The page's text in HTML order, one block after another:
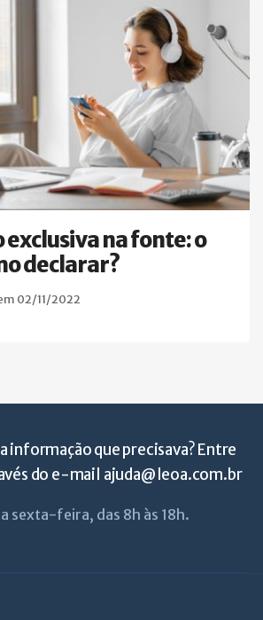
na fonte: o
declarar?
02/11/2022
informação que precisava? Entre
do e-mail ajuda@leoa.com.br
sexta-feira, das 8h às 18h.